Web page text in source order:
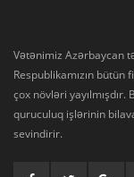
Vətənimiz Azərbaycan
Respublikamızın
çox növləri
quruculuq işlərinin
sevindirir.